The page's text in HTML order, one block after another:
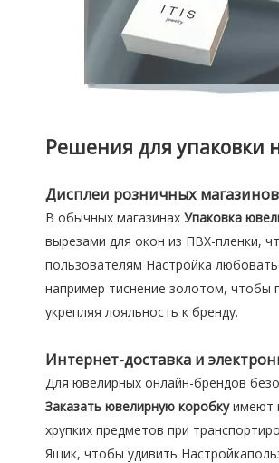
Решения для упаковки
Дисплеи розничных магазинов
В обычных магазинах Упаковка
вырезами для окон из ПВХ-пленки,
пользователям Настройка
например тиснение золотом, чтобы
укрепляя лояльность к бренду.
Интернет-доставка и
Для ювелирных онлайн-брендов
Заказать ювелирную коробкуимеют
хрупких предметов при
Ящик, чтобы удивить